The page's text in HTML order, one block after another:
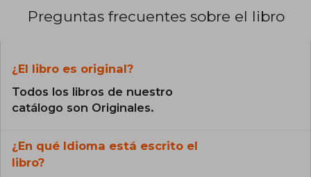
Preguntas frecuentes sobre el libro
¿El libro es original?
Todos los libros de nuestro
catálogo son Originales.
¿En qué Idioma está escrito el
libro?